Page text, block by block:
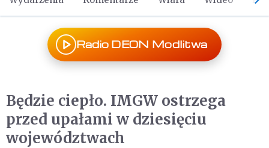
Radio DEON Modlitwa
Będzie ciepło. IMGW ostrzega
przed upałami w dziesięciu
województwach